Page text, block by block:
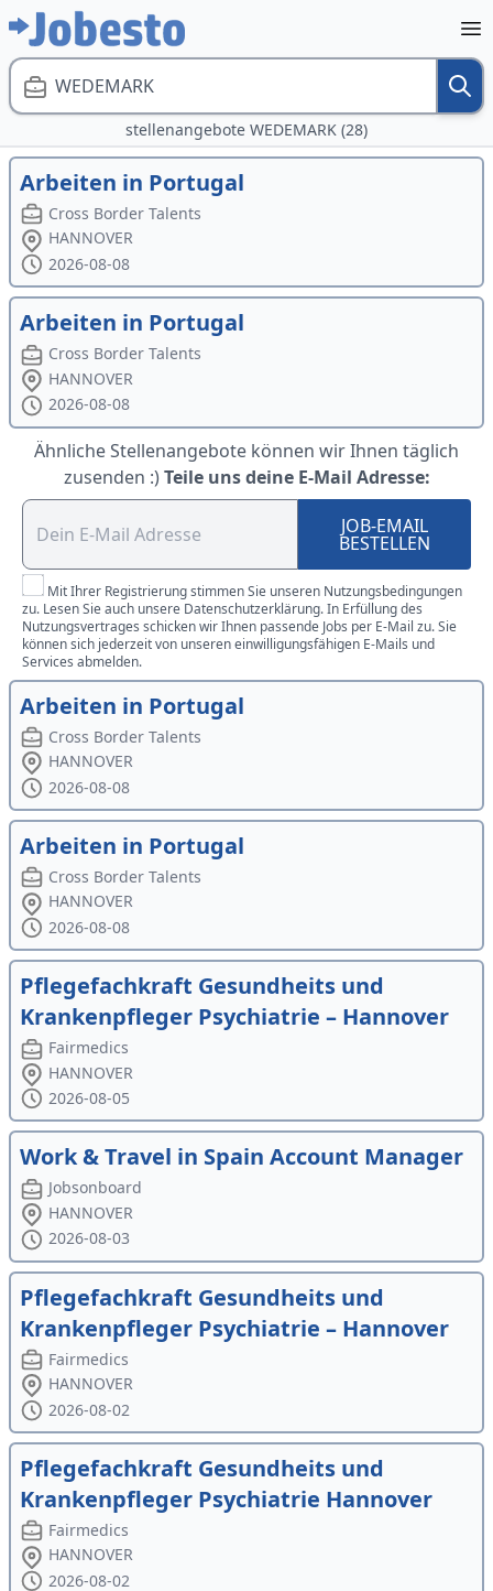
WEDEMARK
stellenangebote WEDEMARK (28)
Arbeiten in Portugal
Cross Border Talents
HANNOVER
2026-08-08
Arbeiten in Portugal
Cross Border Talents
HANNOVER
2026-08-08
Ähnliche Stellenangebote können wir Ihnen täglich
zusenden :) Teile uns deine E-Mail Adresse:
JOB-EMAIL
BESTELLEN
Mit Ihrer Registrierung stimmen Sie unseren Nutzungsbedingungen
zu. Lesen Sie auch unsere Datenschutzerklärung. In Erfüllung des
Nutzungsvertrages schicken wir Ihnen passende Jobs per E-Mail zu. Sie
können sich jederzeit von unseren einwilligungsfähigen E-Mails und
Services abmelden.
Arbeiten in Portugal
Cross Border Talents
HANNOVER
2026-08-08
Arbeiten in Portugal
Cross Border Talents
HANNOVER
2026-08-08
Pflegefachkraft Gesundheits und
Krankenpfleger Psychiatrie – Hannover
Fairmedics
HANNOVER
2026-08-05
Work & Travel in Spain Account Manager
Jobsonboard
HANNOVER
2026-08-03
Pflegefachkraft Gesundheits und
Krankenpfleger Psychiatrie – Hannover
Fairmedics
HANNOVER
2026-08-02
Pflegefachkraft Gesundheits und
Krankenpfleger Psychiatrie Hannover
Fairmedics
HANNOVER
2026-08-02